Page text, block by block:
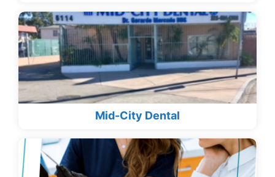
Mid-City Dental